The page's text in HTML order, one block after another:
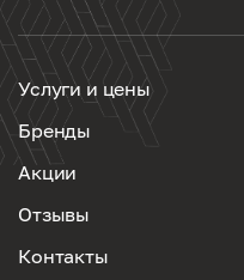
Услуги и цены
Бренды
Акции
Отзывы
Контакты